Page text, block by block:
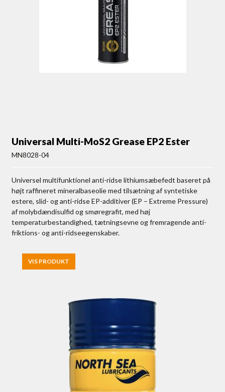
Universal Multi-MoS2 Grease EP2 Ester
MN8028-04
Universel multifunktionel anti-ridse lithiumsæbefedt baseret på
højt raffineret mineralbaseolie med tilsætning af syntetiske
estere, slid- og anti-ridse EP-additiver (EP – Extreme Pressure)
af molybdændisulfid og smøregrafit, med høj
temperaturbestandighed, tætningsevne og fremragende anti-
friktions- og anti-ridseegenskaber.
VIS PRODUKT